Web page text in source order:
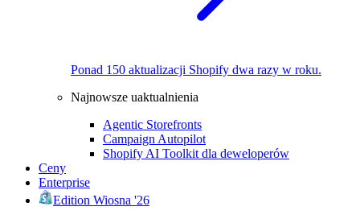
Ponad 150 aktualizacji Shopify dwa razy w roku.
Najnowsze uaktualnienia
Agentic Storefronts
Campaign Autopilot
Shopify AI Toolkit dla deweloperów
Ceny
Enterprise
Edition Wiosna '26